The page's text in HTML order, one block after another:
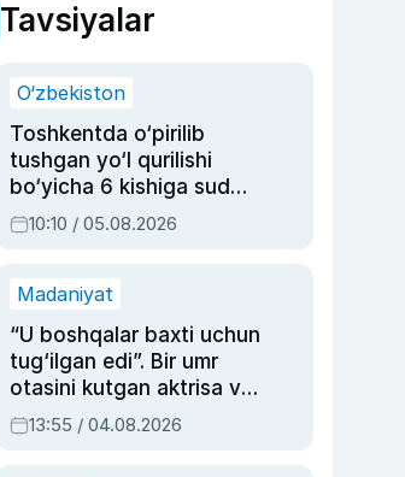
Tavsiyalar
O‘zbekiston
Toshkentda o‘pirilib
tushgan yo‘l qurilishi
bo‘yicha 6 kishiga sud
hukmi o‘qildi
10:10 / 05.08.2026
Madaniyat
“U boshqalar baxti uchun
tug‘ilgan edi”. Bir umr
otasini kutgan aktrisa va
dublyaj ustasi Rimma
Ahmedovaning
13:55 / 04.08.2026